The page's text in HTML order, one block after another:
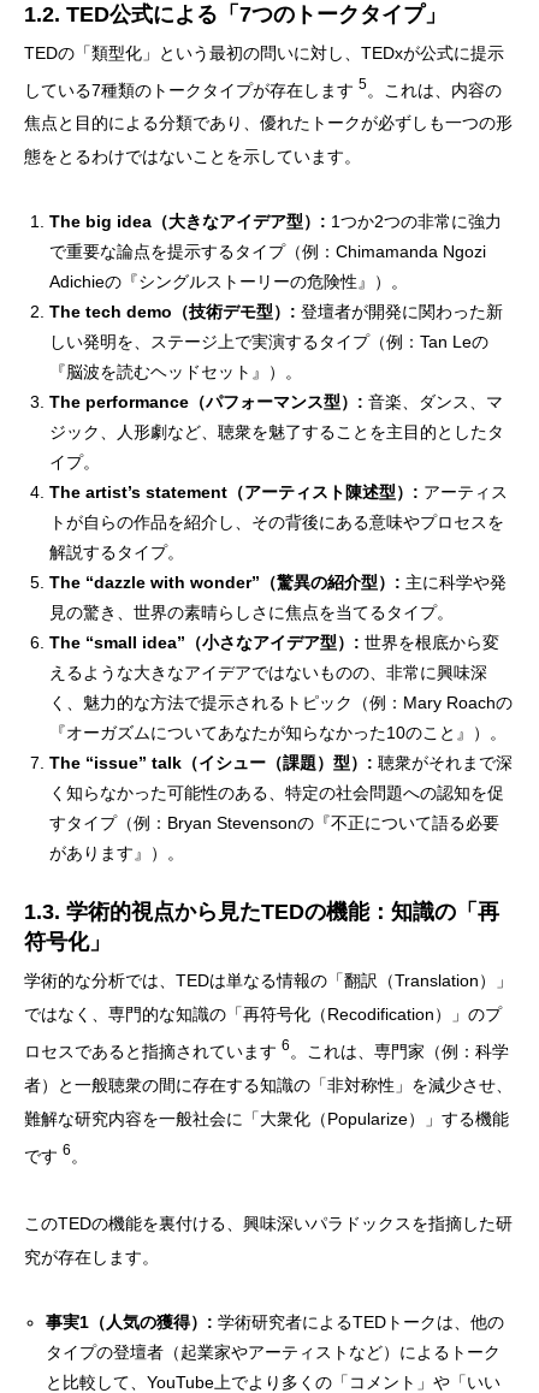
1.2. TED公式による「7つのトークタイプ」
TEDの「類型化」という最初の問いに対し、TEDxが公式に提示
している7種類のトークタイプが存在します 5。これは、内容の
焦点と目的による分類であり、優れたトークが必ずしも一つの形
態をとるわけではないことを示しています。
The big idea（大きなアイデア型）: 1つか2つの非常に強力
で重要な論点を提示するタイプ（例：Chimamanda Ngozi
Adichieの『シングルストーリーの危険性』）。
The tech demo（技術デモ型）: 登壇者が開発に関わった新
しい発明を、ステージ上で実演するタイプ（例：Tan Leの
『脳波を読むヘッドセット』）。
The performance（パフォーマンス型）: 音楽、ダンス、マ
ジック、人形劇など、聴衆を魅了することを主目的としたタ
イプ。
The artist’s statement（アーティスト陳述型）: アーティス
トが自らの作品を紹介し、その背後にある意味やプロセスを
解説するタイプ。
The “dazzle with wonder”（驚異の紹介型）: 主に科学や発
見の驚き、世界の素晴らしさに焦点を当てるタイプ。
The “small idea”（小さなアイデア型）: 世界を根底から変
えるような大きなアイデアではないものの、非常に興味深
く、魅力的な方法で提示されるトピック（例：Mary Roachの
『オーガズムについてあなたが知らなかった10のこと』）。
The “issue” talk（イシュー（課題）型）: 聴衆がそれまで深
く知らなかった可能性のある、特定の社会問題への認知を促
すタイプ（例：Bryan Stevensonの『不正について語る必要
があります』）。
1.3. 学術的視点から見たTEDの機能：知識の「再
符号化」
学術的な分析では、TEDは単なる情報の「翻訳（Translation）」
ではなく、専門的な知識の「再符号化（Recodification）」のプ
ロセスであると指摘されています 6 。これは、専門家（例：科学
者）と一般聴衆の間に存在する知識の「非対称性」を減少させ、
難解な研究内容を一般社会に「大衆化（Popularize）」する機能
です 6 。
このTEDの機能を裏付ける、興味深いパラドックスを指摘した研
究が存在します。
事実1（人気の獲得）: 学術研究者によるTEDトークは、他の
タイプの登壇者（起業家やアーティストなど）によるトーク
と比較して、YouTube上でより多くの「コメント」や「いい